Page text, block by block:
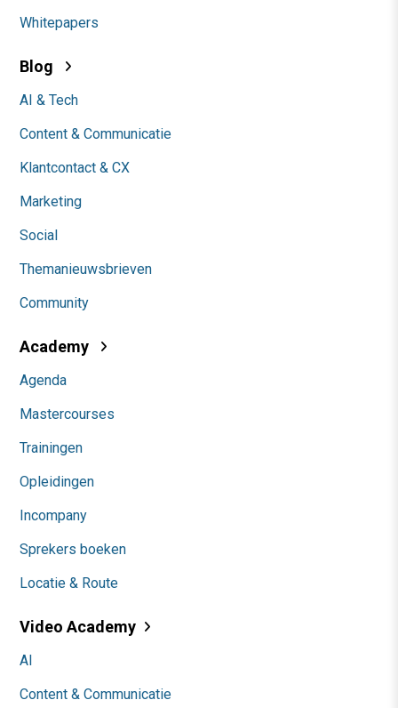
Whitepapers
Blog
AI & Tech
Content & Communicatie
Klantcontact & CX
Marketing
Social
Themanieuwsbrieven
Community
Academy
Agenda
Mastercourses
Trainingen
Opleidingen
Incompany
Sprekers boeken
Locatie & Route
Video Academy
AI
Content & Communicatie